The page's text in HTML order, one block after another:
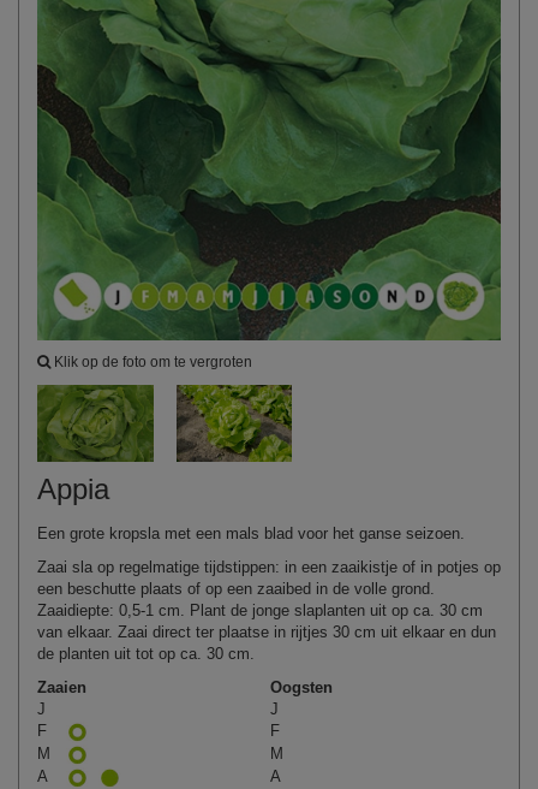
Klik op de foto om te vergroten
Appia
Een grote kropsla met een mals blad voor het ganse seizoen.
Zaai sla op regelmatige tijdstippen: in een zaaikistje of in potjes op
een beschutte plaats of op een zaaibed in de volle grond.
Zaaidiepte: 0,5-1 cm. Plant de jonge slaplanten uit op ca. 30 cm
van elkaar. Zaai direct ter plaatse in rijtjes 30 cm uit elkaar en dun
de planten uit tot op ca. 30 cm.
Zaaien
Oogsten
J
J
F
F
M
M
A
A